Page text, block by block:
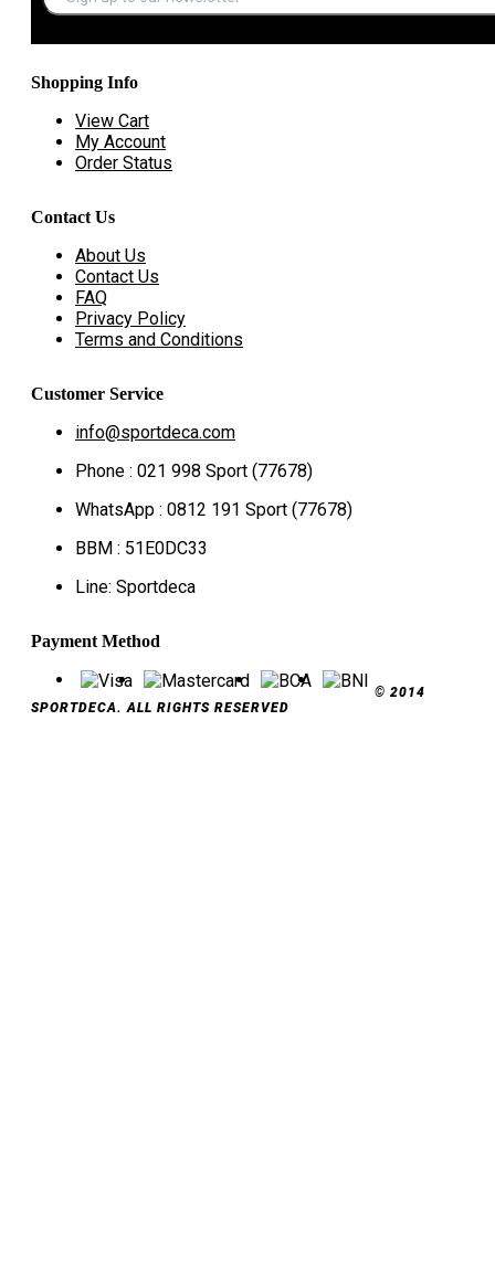
Shopping Info
View Cart
My Account
Order Status
Contact Us
About Us
Contact Us
FAQ
Privacy Policy
Terms and Conditions
Customer Service
info@sportdeca.com
Phone : 021 998 Sport (77678)
WhatsApp : 0812 191 Sport (77678)
BBM : 51E0DC33
Line: Sportdeca
Payment Method
© 2014
SPORTDECA. ALL RIGHTS RESERVED